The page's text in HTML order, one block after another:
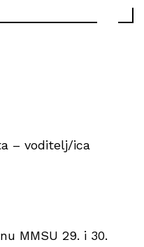
– voditelj/ica
MMSU 29. i 30.